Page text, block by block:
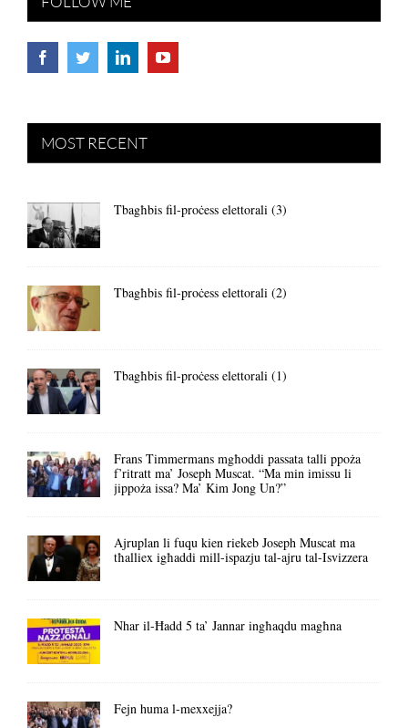
MOST RECENT
Tbagħbis fil-proċess elettorali (3)
Tbagħbis fil-proċess elettorali (2)
Tbagħbis fil-proċess elettorali (1)
Frans Timmermans mgħoddi passata talli ppoża
f’ritratt ma’ Joseph Muscat. “Ma min imissu li
jippoża issa? Ma’ Kim Jong Un?”
Ajruplan li fuqu kien riekeb Joseph Muscat ma
tħalliex igħaddi mill-ispazju tal-ajru tal-Isvizzera
Nhar il-Ħadd 5 ta’ Jannar ingħaqdu magħna
Fejn huma l-mexxejja?